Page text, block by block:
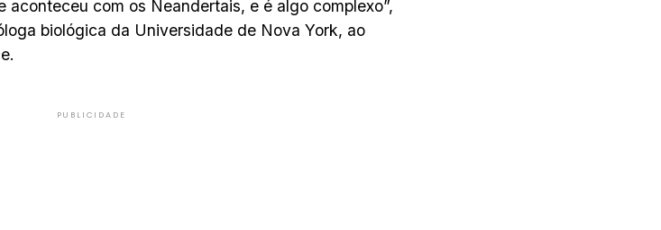
aconteceu com os Neandertais, e é algo complexo”,
biológica da Universidade de Nova York, ao
PUBLICIDADE